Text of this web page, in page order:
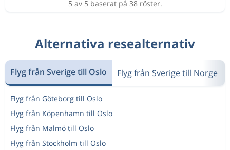
Jan 7 4 359 kr
Sep 29 GazipasaOslo
5 av 5 baserat på 38 röster.
Alternativa resealternativ
Flyg från Sverige till Oslo Flyg från Sverige till Norge
Flyg från Göteborg till Oslo
Flyg från Köpenhamn till Oslo
Flyg från Malmö till Oslo
Flyg från Stockholm till Oslo